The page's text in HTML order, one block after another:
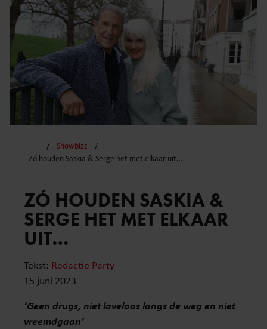
Showbizz
Zó houden Saskia & Serge het met elkaar uit…
ZÓ HOUDEN SASKIA &
SERGE HET MET ELKAAR
UIT…
Tekst: Redactie Party
15 juni 2023
‘Geen drugs, niet laveloos langs de weg en niet
vreemdgaan’